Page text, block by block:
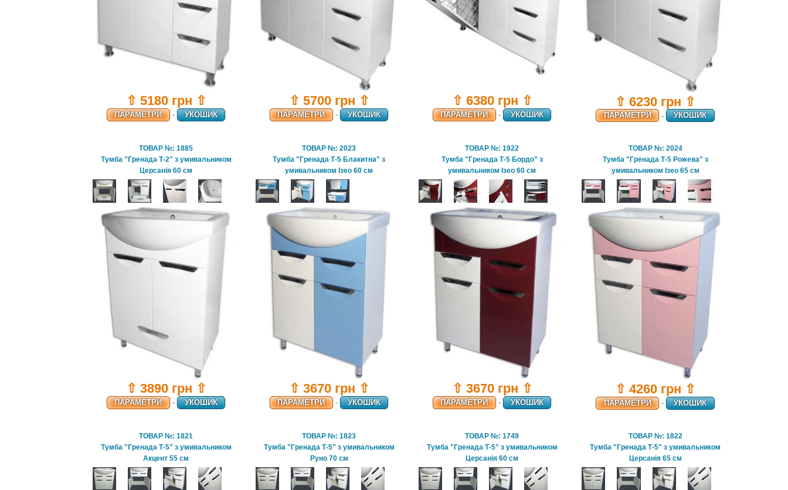
⇧ 5180 грн ⇧
ПАРАМЕТРИ - УКОШИК
⇧ 5700 грн ⇧
ПАРАМЕТРИ - УКОШИК
⇧ 6380 грн ⇧
ПАРАМЕТРИ - УКОШИК
⇧ 6230 грн ⇧
ПАРАМЕТРИ - УКОШИК
ТОВАР №: 1885
Тумба "Гренада Т-2" з умивальником
Церсанія 60 см
⇧ 3890 грн ⇧
ПАРАМЕТРИ - УКОШИК
ТОВАР №: 2023
Тумба "Гренада Т-5 Блакитна" з
умивальником Ізео 60 см
⇧ 3670 грн ⇧
ПАРАМЕТРИ - УКОШИК
ТОВАР №: 1922
Тумба "Гренада Т-5 Бордо" з
умивальником Ізео 60 см
⇧ 3670 грн ⇧
ПАРАМЕТРИ - УКОШИК
ТОВАР №: 2024
Тумба "Гренада Т-5 Рожева" з
умивальником Ізео 65 см
⇧ 4260 грн ⇧
ПАРАМЕТРИ - УКОШИК
ТОВАР №: 1821
Тумба "Гренада Т-5" з умивальником
Акцент 55 см
ТОВАР №: 1823
Тумба "Гренада Т-5" з умивальником
Руно 70 см
ТОВАР №: 1749
Тумба "Гренада Т-5" з умивальником
Церсанія 60 см
ТОВАР №: 1822
Тумба "Гренада Т-5" з умивальником
Церсанія 65 см